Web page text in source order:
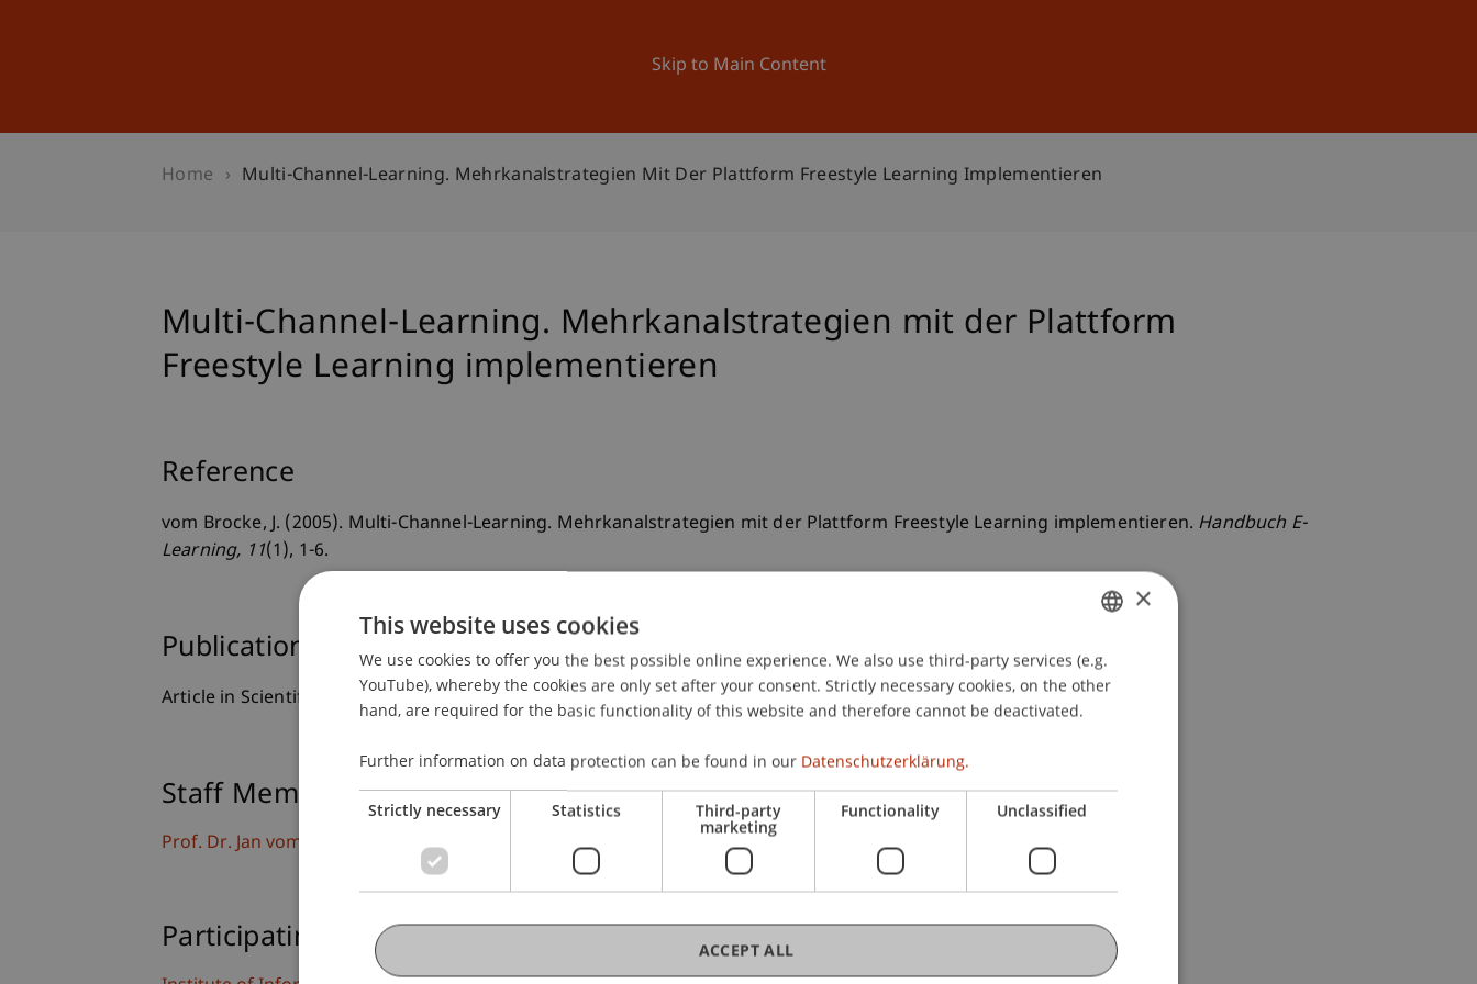
Skip to Main Content
University News and Events
Home Multi-Channel-Learning. Mehrkanalstrategien Mit Der Plattform Freestyle Learning Implementieren
Multi-Channel-Learning. Mehrkanalstrategien mit der Plattform
Freestyle Learning implementieren
Reference
vom Brocke, J. (2005). Multi-Channel-Learning. Mehrkanalstrategien mit der Plattform Freestyle Learning implementieren. Handbuch E-
Learning, 11(1), 1-6.
Publication Type
Article in Scientific Journal
Staff Members
Prof. Dr. Jan vom Brocke
Participating Institutions
GERMAN
ENGLISH
×
This website uses cookies
We use cookies to offer you the best possible online experience. We also use third-party services (e.g.
YouTube), whereby the cookies are only set after your consent. Strictly necessary cookies, on the other
hand, are required for the basic functionality of this website and therefore cannot be deactivated.
Further information on data protection can be found in our Datenschutzerklärung.
Strictly necessary Statistics Third-party
marketing
Functionality Unclassified
ACCEPT ALL